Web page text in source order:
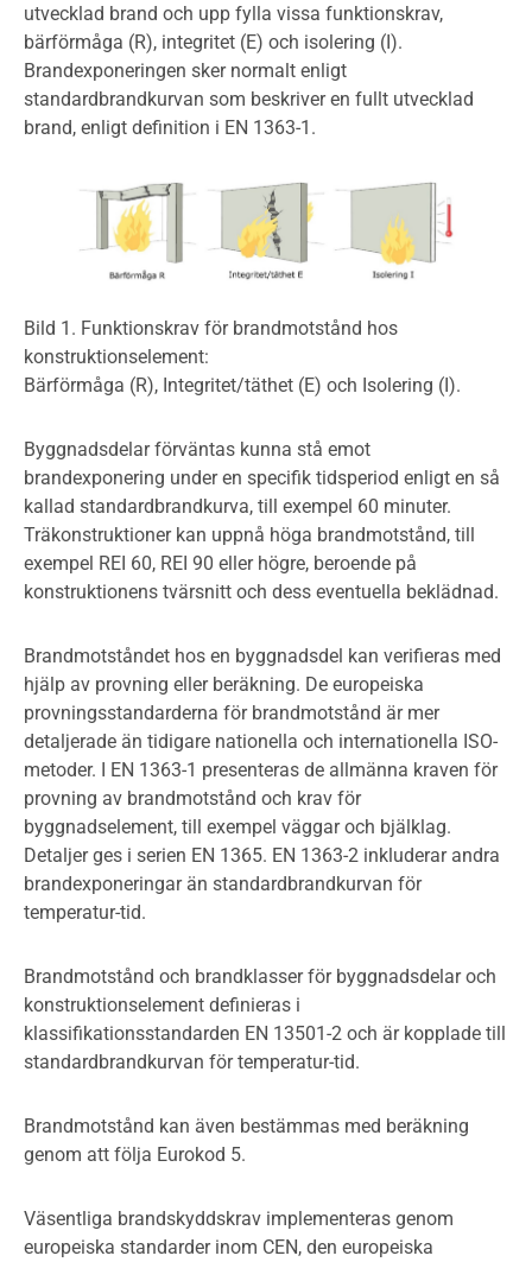
utvecklad brand och upp fylla vissa funktionskrav,
bärförmåga (R), integritet (E) och isolering (I).
Brandexponeringen sker normalt enligt
standardbrandkurvan som beskriver en fullt utvecklad
brand, enligt definition i EN 1363-1.
Bild 1. Funktionskrav för brandmotstånd hos
konstruktionselement:
Bärförmåga (R), Integritet/täthet (E) och Isolering (I).
Byggnadsdelar förväntas kunna stå emot
brandexponering under en specifik tidsperiod enligt en så
kallad standardbrandkurva, till exempel 60 minuter.
Träkonstruktioner kan uppnå höga brandmotstånd, till
exempel REI 60, REI 90 eller högre, beroende på
konstruktionens tvärsnitt och dess eventuella beklädnad.
Brandmotståndet hos en byggnadsdel kan verifieras med
hjälp av provning eller beräkning. De europeiska
provningsstandarderna för brandmotstånd är mer
detaljerade än tidigare nationella och internationella ISO-
metoder. I EN 1363-1 presenteras de allmänna kraven för
provning av brandmotstånd och krav för
byggnadselement, till exempel väggar och bjälklag.
Detaljer ges i serien EN 1365. EN 1363-2 inkluderar andra
brandexponeringar än standardbrandkurvan för
temperatur-tid.
Brandmotstånd och brandklasser för byggnadsdelar och
konstruktionselement definieras i
klassifikationsstandarden EN 13501-2 och är kopplade till
standardbrandkurvan för temperatur-tid.
Brandmotstånd kan även bestämmas med beräkning
genom att följa Eurokod 5.
Väsentliga brandskyddskrav implementeras genom
europeiska standarder inom CEN, den europeiska